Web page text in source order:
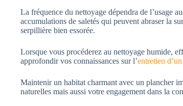
La fréquence du nettoyage dépendra de l’usage
accumulations de saletés qui peuvent abraser la
serpillière bien essorée.
Lorsque vous procéderez au nettoyage humide,
approfondir vos connaissances sur l’entretien
Maintenir un habitat charmant avec un plancher
naturelles mais aussi votre engagement dans la